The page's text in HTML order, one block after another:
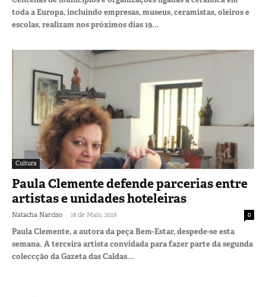
toda a Europa, incluindo empresas, museus, ceramistas, oleiros e
escolas, realizam nos próximos dias 19...
Cultura
Paula Clemente defende parcerias entre
artistas e unidades hoteleiras
Natacha Narciso - 18 de Maio, 2018 0
Paula Clemente, a autora da peça Bem-Estar, despede-se esta
semana. A terceira artista convidada para fazer parte da segunda
coleccção da Gazeta das Caldas...